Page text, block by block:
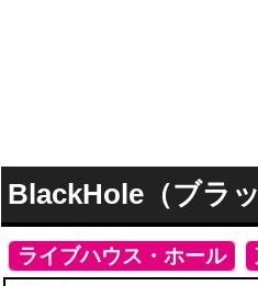
BlackHole（ブラ
ライブハウス・ホール]